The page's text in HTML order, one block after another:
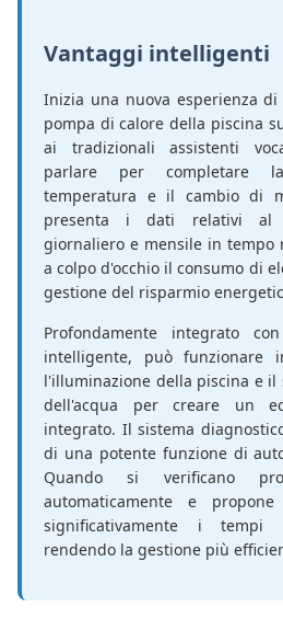
Vantaggi intelligenti
Inizia una nuova esperienza
pompa di calore della piscina
ai tradizionali assistenti
parlare per completare
temperatura e il cambio di
presenta i dati relativi al
giornaliero e mensile in tempo
a colpo d'occhio il consumo di
gestione del risparmio
Profondamente integrato
intelligente, può funzionare
l'illuminazione della piscina e il
dell'acqua per creare un
integrato. Il sistema
di una potente funzione di
Quando si verificano
automaticamente e
significativamente i tempi
rendendo la gestione più